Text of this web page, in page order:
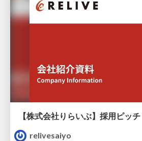
【株式会社りらいぶ】採用ピッチ
relivesaiyo